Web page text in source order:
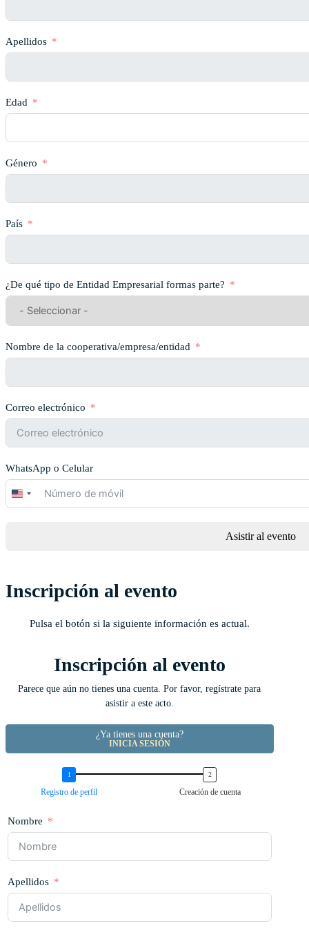
Apellidos
Edad
Género
País
¿De qué tipo de Entidad Empresarial formas parte?
Nombre de la cooperativa/empresa/entidad
Correo electrónico
WhatsApp o Celular
United
States
Asistir al evento
Inscripción al evento
Pulsa el botón si la siguiente información es actual.
Inscripción al evento
Parece que aún no tienes una cuenta. Por favor, regístrate para
asistir a este acto.
¿Ya tienes una cuenta?
INICIA SESIÓN
Registro de perfil Creación de cuenta
Nombre
Apellidos